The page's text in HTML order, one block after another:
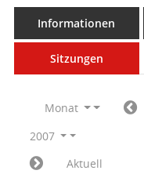
Informationen
Sitzungen
Monat
2007
Aktuell